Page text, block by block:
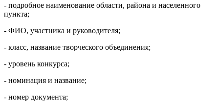
- подробное наименование области, района и населенного
пункта;
- ФИО, участника и руководителя;
- класс, название творческого объединения;
- уровень конкурса;
- номинация и название;
- номер документа;